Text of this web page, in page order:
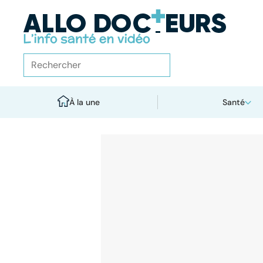
À la une Santé